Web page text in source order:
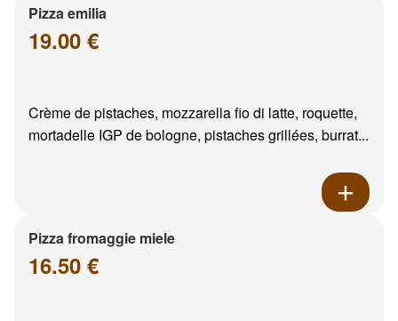
Pizza emilia
19.00 €
Crème de pistaches, mozzarella fio di latte, roquette,
mortadelle IGP de bologne, pistaches grillées, burrat...
Pizza fromaggie miele
16.50 €